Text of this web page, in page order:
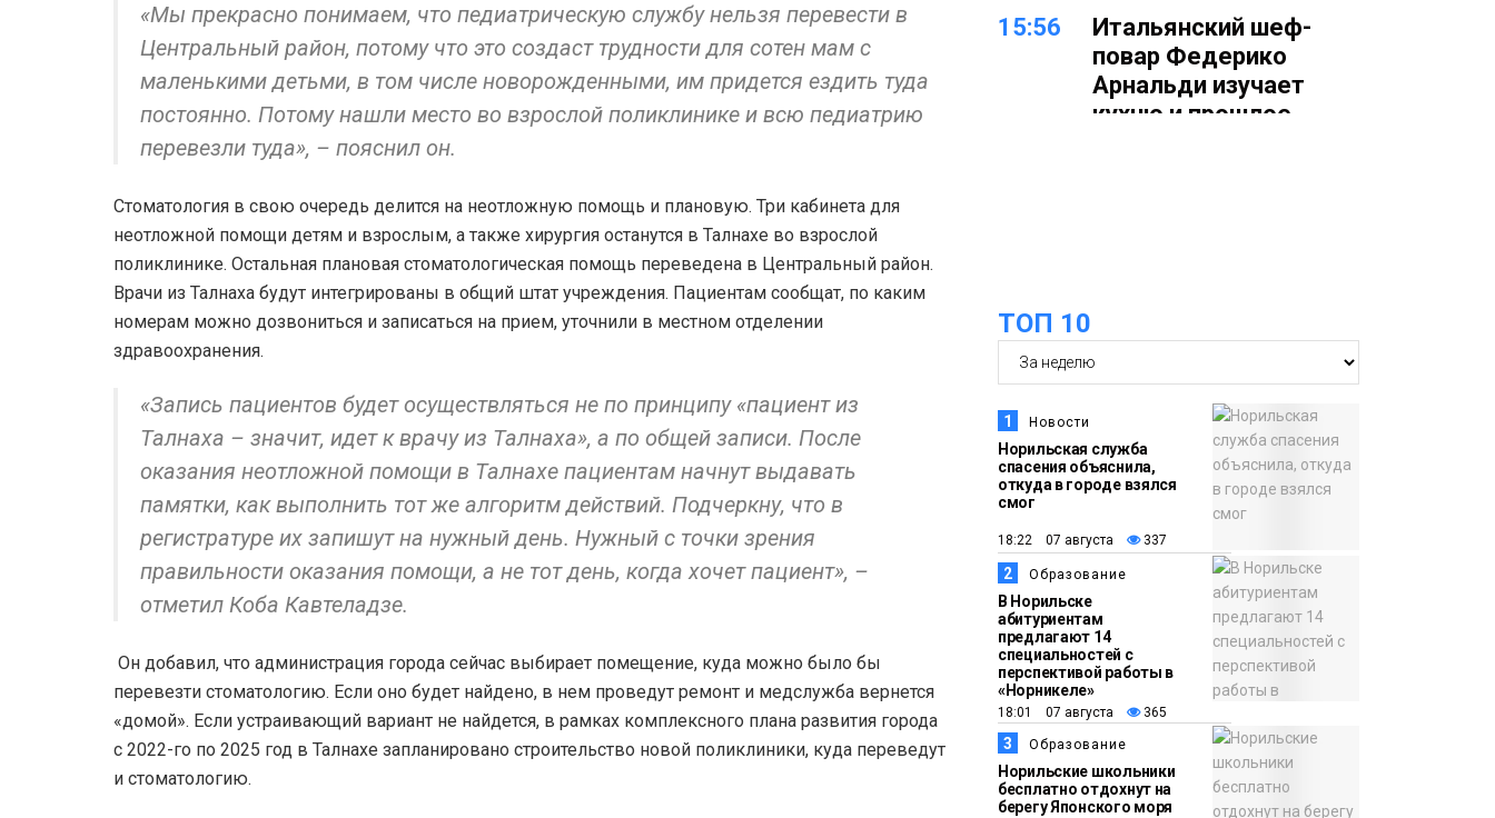
«Мы прекрасно понимаем, что педиатрическую службу нельзя перевести в
Центральный район, потому что это создаст трудности для сотен мам с
маленькими детьми, в том числе новорожденными, им придется ездить туда
постоянно. Потому нашли место во взрослой поликлинике и всю педиатрию
перевезли туда», – пояснил он.
Стоматология в свою очередь делится на неотложную помощь и плановую. Три кабинета для
неотложной помощи детям и взрослым, а также хирургия останутся в Талнахе во взрослой
поликлинике. Остальная плановая стоматологическая помощь переведена в Центральный район.
Врачи из Талнаха будут интегрированы в общий штат учреждения. Пациентам сообщат, по каким
номерам можно дозвониться и записаться на прием, уточнили в местном отделении
здравоохранения.
«Запись пациентов будет осуществляться не по принципу «пациент из
Талнаха – значит, идет к врачу из Талнаха», а по общей записи. После
оказания неотложной помощи в Талнахе пациентам начнут выдавать
памятки, как выполнить тот же алгоритм действий. Подчеркну, что в
регистратуре их запишут на нужный день. Нужный с точки зрения
правильности оказания помощи, а не тот день, когда хочет пациент», –
отметил Коба Кавтеладзе.
Он добавил, что администрация города сейчас выбирает помещение, куда можно было бы
перевезти стоматологию. Если оно будет найдено, в нем проведут ремонт и медслужба вернется
«домой». Если устраивающий вариант не найдется, в рамках комплексного плана развития города
с 2022-го по 2025 год в Талнахе запланировано строительство новой поликлиники, куда переведут
и стоматологию.
15:56
Итальянский шеф-
повар Федерико
Арнальди изучает
кухню и прошлое
Спорт
14:30
Новости
Ленинский проспект
частично закроют в
связи с Днём
рождения «Башни»
13:59
Новости
«Домик Хоббитов» и
«Самолёт в облаках»
появятся в Кайеркане
13:08
Новости
Предстоящие
выходные в
Норильске будут
зябкими, пасмурными
и дождливыми
ТОП 10
1 Новости
Норильская служба
спасения объяснила,
откуда в городе взялся
смог
18:22 07 августа 337
2 Образование
В Норильске
абитуриентам
предлагают 14
специальностей с
перспективой работы в
«Норникеле»
18:01 07 августа 365
3 Образование
Норильские школьники
бесплатно отдохнут на
берегу Японского моря